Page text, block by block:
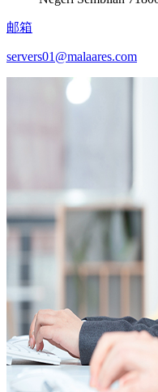
邮箱
servers01@malaares.com